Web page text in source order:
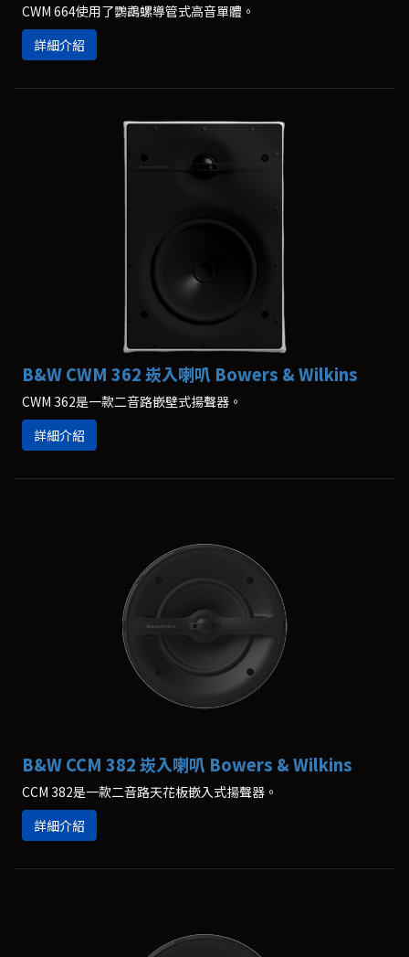
CWM 664使用了鸚鵡螺導管式高音單體。
詳細介紹
B&W CWM 362 崁入喇叭 Bowers & Wilkins
CWM 362是一款二音路嵌壁式揚聲器。
詳細介紹
B&W CCM 382 崁入喇叭 Bowers & Wilkins
CCM 382是一款二音路天花板嵌入式揚聲器。
詳細介紹